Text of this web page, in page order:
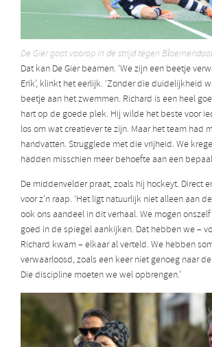
De Gier gaat voorop in de strijd tegen
Dat kan De Gier beamen. ‘We zijn een beetje
Erik’, klinkt het eerlijk. ‘Zonder die duidelijkheid
beetje aan het zwemmen. Richard is een heel
hart op de goede plek. Hij wilde het beste voor
los om wat creatiever te zijn. Maar het team had
handvatten. Strugglede met die vrijheid. We
hadden misschien meer behoefte aan een
De middenvelder praat, zoals hij hockeyt. Direct
voor z’n raap. ‘Het ligt natuurlijk niet alleen aan
ook ons aandeel in dit verhaal. We mogen
goed in de spiegel aankijken. Dat hebben we –
Richard kwam – elkaar al verteld. We hebben
verwaarloosd, zoals een keer niet genoeg naar
Die discipline moeten we wel opbrengen.’